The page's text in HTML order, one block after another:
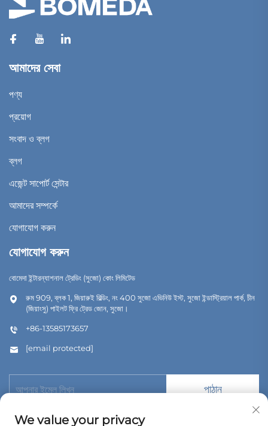
আমাদের সেবা
পণ্য
প্রয়োগ
সংবাদ ও ব্লগ
ব্লগ
এজেন্ট সাপোর্ট সেন্টার
আমাদের সম্পর্কে
যোগাযোগ করুন
যোগাযোগ করুন
বোমেদা ইন্টারন্যাশনাল ট্রেডিং (সুজো) কোং লিমিটেড
রুম 909, ব্লক 1, জিয়ারুই বিল্ডিং, নং 400 সুজো এভিনিউ ইস্ট, সুজো ইন্ডাস্ট্রিয়াল পার্ক, চীন
(জিয়াংসু) পাইলট ফ্রি ট্রেড জোন, সুজো।
+86-13585173657
[email protected]
পাঠান
We value your privacy